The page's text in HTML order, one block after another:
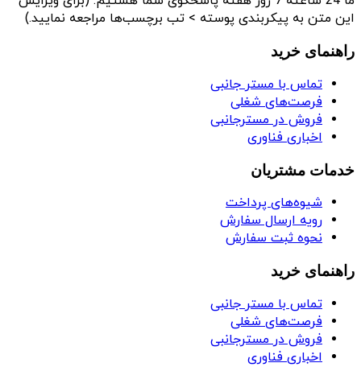
این متن به پیکربندی پوسته > تب برچسب‌ها مراجعه نمایید.)
راهنمای خرید
تماس با مستر جانبی
فرصت‌های شغلی
فروش در مسترجانبی
اخباری فناوری
خدمات مشتریان
شیوه‌های پرداخت
رویه ارسال سفارش
نحوه ثبت سفارش
راهنمای خرید
تماس با مستر جانبی
فرصت‌های شغلی
فروش در مسترجانبی
اخباری فناوری